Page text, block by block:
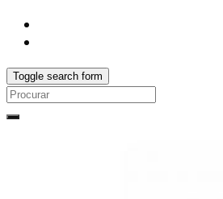
Toggle search form
Search